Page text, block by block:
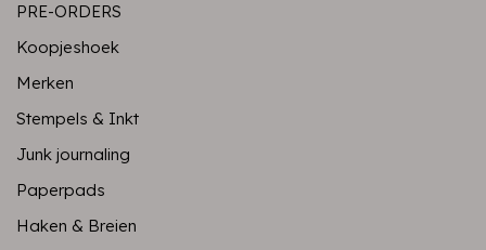
PRE-ORDERS
Koopjeshoek
Merken
Stempels & Inkt
Junk journaling
Paperpads
Haken & Breien